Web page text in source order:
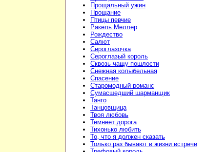
Прощальный ужин
Прощание
Птицы певчие
Ракель Меллер
Рождество
Салют
Сероглазочка
Сероглазый король
Сквозь чащу пошлости
Снежная колыбельная
Спасение
Старомодный романс
Сумасшедший шарманщик
Танго
Танцовщица
Твоя любовь
Темнеет дорога
Тихонько любить
То, что я должен сказать
Только раз бывают в жизни встречи